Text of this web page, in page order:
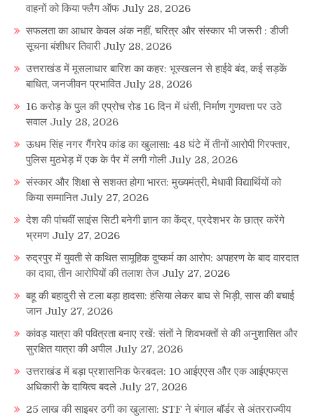
वाहनों को किया फ्लैग ऑफ July 28, 2026
सफलता का आधार केवल अंक नहीं, चरित्र और संस्कार भी जरूरी : डीजी
सूचना बंशीधर तिवारी July 28, 2026
उत्तराखंड में मूसलाधार बारिश का कहर: भूस्खलन से हाईवे बंद, कई सड़कें
बाधित, जनजीवन प्रभावित July 28, 2026
16 करोड़ के पुल की एप्रोच रोड 16 दिन में धंसी, निर्माण गुणवत्ता पर उठे
सवाल July 28, 2026
ऊधम सिंह नगर गैंगरेप कांड का खुलासा: 48 घंटे में तीनों आरोपी गिरफ्तार,
पुलिस मुठभेड़ में एक के पैर में लगी गोली July 28, 2026
संस्कार और शिक्षा से सशक्त होगा भारत: मुख्यमंत्री, मेधावी विद्यार्थियों को
किया सम्मानित July 27, 2026
देश की पांचवीं साइंस सिटी बनेगी ज्ञान का केंद्र, प्रदेशभर के छात्र करेंगे
भ्रमण July 27, 2026
रुद्रपुर में युवती से कथित सामूहिक दुष्कर्म का आरोप: अपहरण के बाद वारदात
का दावा, तीन आरोपियों की तलाश तेज July 27, 2026
बहू की बहादुरी से टला बड़ा हादसा: हंसिया लेकर बाघ से भिड़ी, सास की बचाई
जान July 27, 2026
कांवड़ यात्रा की पवित्रता बनाए रखें: संतों ने शिवभक्तों से की अनुशासित और
सुरक्षित यात्रा की अपील July 27, 2026
उत्तराखंड में बड़ा प्रशासनिक फेरबदल: 10 आईएएस और एक आईएफएस
अधिकारी के दायित्व बदले July 27, 2026
25 लाख की साइबर ठगी का खुलासा: STF ने बंगाल बॉर्डर से अंतरराज्यीय